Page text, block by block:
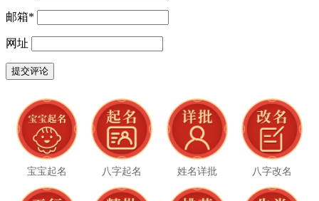
邮箱*
网址
宝宝起名 八字起名 姓名详批 八字改名